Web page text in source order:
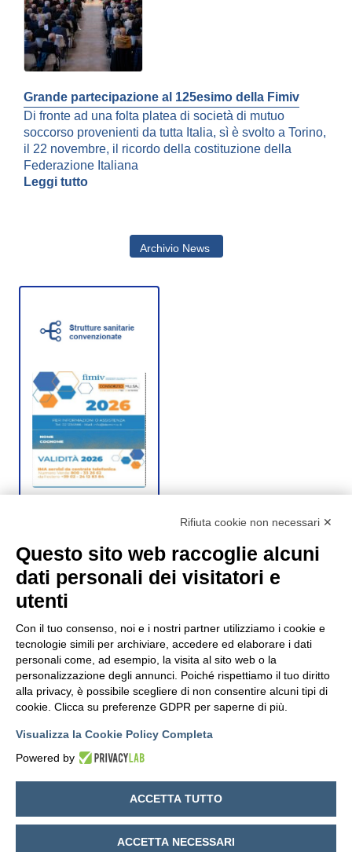
Grande partecipazione al 125esimo della Fimiv
Di fronte ad una folta platea di società di mutuo
soccorso provenienti da tutta Italia, sì è svolto a Torino,
il 22 novembre, il ricordo della costituzione della
Federazione Italiana
Leggi tutto
Archivio News
Rifiuta cookie non necessari ✕
Questo sito web raccoglie alcuni
dati personali dei visitatori e
utenti
Con il tuo consenso, noi e i nostri partner utilizziamo i cookie e
tecnologie simili per archiviare, accedere ed elaborare i dati
personali come, ad esempio, la visita al sito web o la
personalizzazione degli annunci. Poiché rispettiamo il tuo diritto
alla privacy, è possibile scegliere di non consentire alcuni tipi di
cookie. Clicca su preferenze GDPR per saperne di più.
Visualizza la Cookie Policy Completa
Powered by
ACCETTA TUTTO
ACCETTA NECESSARI